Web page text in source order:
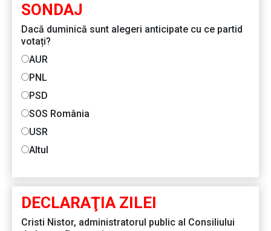
SONDAJ
Dacă duminică sunt alegeri anticipate cu ce partid
votați?
AUR
PNL
PSD
SOS România
USR
Altul
DECLARAŢIA ZILEI
Cristi Nistor, administratorul public al Consiliului